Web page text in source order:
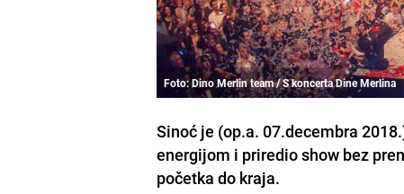
Foto: Dino Merlin team / S koncerta Dine Merlina
Sinoć je (op.a. 07.decembra
energijom i priredio show bez
početka do kraja.